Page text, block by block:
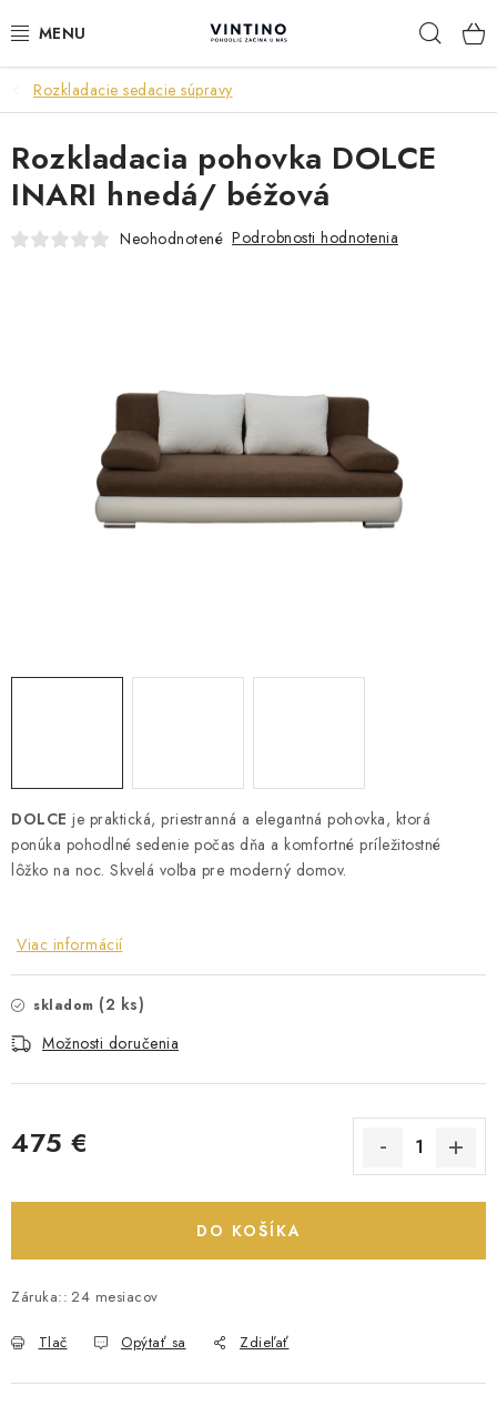
na
NÁBYTOK
VÝPREDAJ
ZÁVESNÉ HOJDACIE KRESLÁ
ZÁHRADNÝ NÁBYTOK
STOJANY A REGÁLY
SKRIŇA NA TOPANKY
FAQ - NAJČASTEJŠIE OTÁZKY
Kontakty
Rozkladacie sedacie súpravy
DOLCE je praktická, priestranná a elegantná pohovka, ktorá
ponúka pohodlné sedenie počas dňa a komfortné príležitostné
lôžko na noc. Skvelá voľba pre moderný domov.
Viac informácií
skladom (2 ks)
Možnosti doručenia
475 €
DO KOŠÍKA
Záruka:: 24 mesiacov
Tlač Opýtať sa Zdieľať
Rozkladacia pohovka DOLCE
INARI hnedá/ béžová
Neohodnotené Podrobnosti hodnotenia